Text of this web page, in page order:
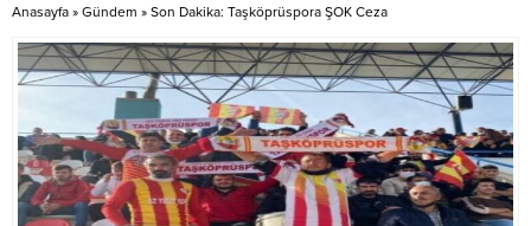
Anasayfa » Gündem » Son Dakika: Taşköprüspora ŞOK Ceza